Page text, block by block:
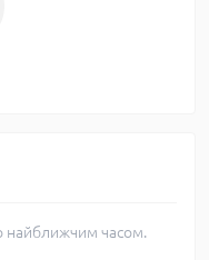
найближчим часом.